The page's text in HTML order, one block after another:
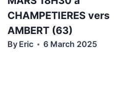
CHAMPETIERES vers
AMBERT (63)
By Eric 6 March 2025